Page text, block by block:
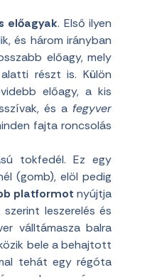
előagyak. Első ilyen
és három irányban
előagy, mely
részt is. Külön
előagy, a kis
és a fegyver
fajta roncsolás
tokfedél. Ez egy
(gomb), elöl pedig
platformot nyújtja
leszerelés és
válltámasza balra
bele a behajtott
tehát egy régóta